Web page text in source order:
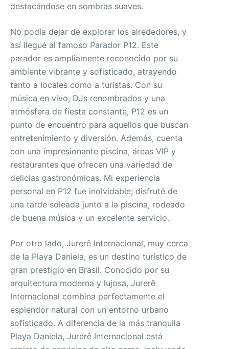
destacándose en sombras suaves.
No podía dejar de explorar los alrededores, y
así llegué al famoso Parador P12. Este
parador es ampliamente reconocido por su
ambiente vibrante y sofisticado, atrayendo
tanto a locales como a turistas. Con su
música en vivo, DJs renombrados y una
atmósfera de fiesta constante, P12 es un
punto de encuentro para aquellos que buscan
entretenimiento y diversión. Además, cuenta
con una impresionante piscina, áreas VIP y
restaurantes que ofrecen una variedad de
delicias gastronómicas. Mi experiencia
personal en P12 fue inolvidable; disfruté de
una tarde soleada junto a la piscina, rodeado
de buena música y un excelente servicio.
Por otro lado, Jurerê Internacional, muy cerca
de la Playa Daniela, es un destino turístico de
gran prestigio en Brasil. Conocido por su
arquitectura moderna y lujosa, Jurerê
Internacional combina perfectamente el
esplendor natural con un entorno urbano
sofisticado. A diferencia de la más tranquila
Playa Daniela, Jurerê Internacional está